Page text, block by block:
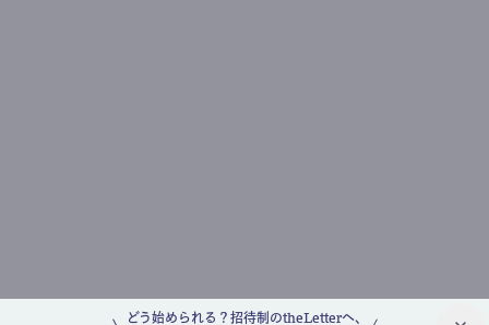
どう始められる？招待制のtheLetterへ、